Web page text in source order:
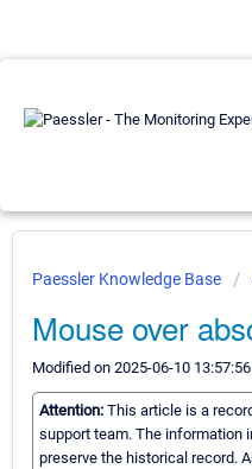
Paessler Knowledge Base
Mouse over
Modified on 2025-06-10
Attention: This article is a
support team. The information
preserve the historical record.